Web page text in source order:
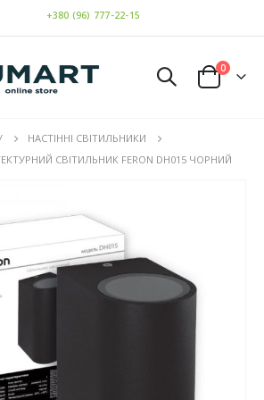
+380 (96) 777-22-15
Cart
0
НАСТІННІ СВІТИЛЬНИКИ
СВІТИЛЬНИК FERON DH015 ЧОРНИЙ